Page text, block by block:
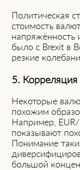
Политическая
стоимость
напряжённость
было с Brexit ͏в
резкие
5.
Не͏которые
пох͏ожим
Например,
показывают
Понимание
большой